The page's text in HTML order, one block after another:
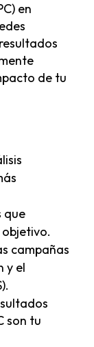
en
de tu
que
campañas
y el
son tu